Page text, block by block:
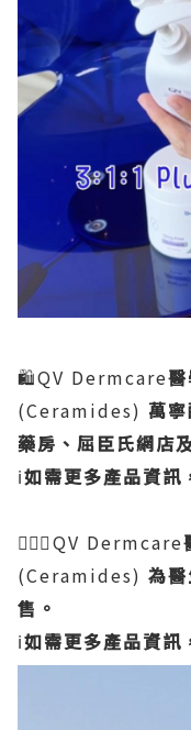
🛍️QV Dermcare
(Ceramides) 萬
藥房、屈臣氏網店
ℹ️如需更多產品資訊
👨🏻‍⚕️QV Dermcare
(Ceramides) 為
售。
ℹ️如需更多產品資訊